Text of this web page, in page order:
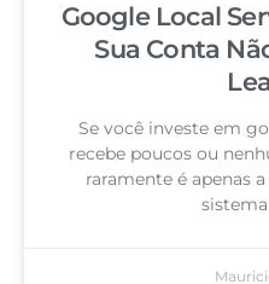
Google Local
Sua Conta
Se você investe em
recebe poucos ou
raramente é apenas